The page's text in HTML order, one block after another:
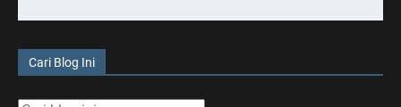
Cari Blog Ini